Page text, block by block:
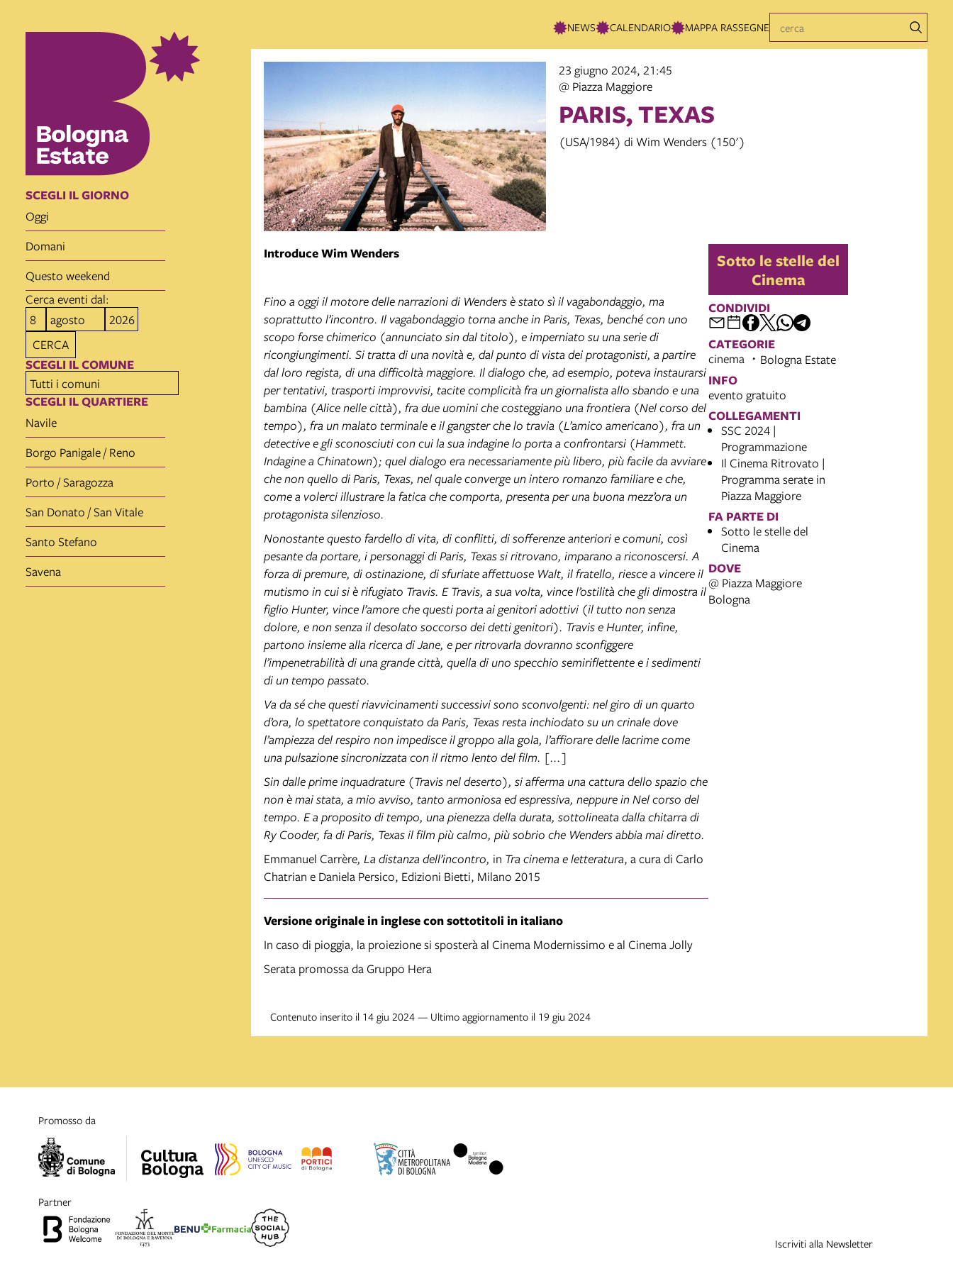
NEWS CALENDARIO MAPPA RASSEGNE
SCEGLI IL GIORNO
oggi
domani
questo weekend
Cerca eventi dal:
CERCA
SCEGLI IL COMUNE
SCEGLI IL QUARTIERE
Navile
Borgo Panigale / Reno
Porto / Saragozza
San Donato / San Vitale
Santo Stefano
Savena
23 giugno 2024, 21:45
@ Piazza Maggiore
PARIS, TEXAS
(USA/1984) di Wim Wenders (150')
IntroduceWim Wenders
Fino a oggi il motore delle narrazioni di Wenders è stato sì il vagabondaggio, ma
soprattutto l’incontro. Il vagabondaggio torna anche in Paris, Texas, benché con uno
scopo forse chimerico (annunciato sin dal titolo), e imperniato su una serie di
ricongiungimenti. Si tratta di una novità e, dal punto di vista dei protagonisti, a partire
dal loro regista, di una difficoltà maggiore. Il dialogo che, ad esempio, poteva instaurarsi
per tentativi, trasporti improvvisi, tacite complicità fra un giornalista allo sbando e una
bambina (Alice nelle città), fra due uomini che costeggiano una frontiera (Nel corso del
tempo), fra un malato terminale e il gangster che lo travia (L’amico americano), fra un
detective e gli sconosciuti con cui la sua indagine lo porta a confrontarsi (Hammett.
Indagine a Chinatown); quel dialogo era necessariamente più libero, più facile da avviare
che non quello di Paris, Texas, nel quale converge un intero romanzo familiare e che,
come a volerci illustrare la fatica che comporta, presenta per una buona mezz’ora un
protagonista silenzioso.
Nonostante questo fardello di vita, di conflitti, di sofferenze anteriori e comuni, così
pesante da portare, i personaggi di Paris, Texas si ritrovano, imparano a riconoscersi. A
forza di premure, di ostinazione, di sfuriate affettuose Walt, il fratello, riesce a vincere il
mutismo in cui si è rifugiato Travis. E Travis, a sua volta, vince l’ostilità che gli dimostra il
figlio Hunter, vince l’amore che questi porta ai genitori adottivi (il tutto non senza
dolore, e non senza il desolato soccorso dei detti genitori). Travis e Hunter, infine,
partono insieme alla ricerca di Jane, e per ritrovarla dovranno sconfiggere
l’impenetrabilità di una grande città, quella di uno specchio semiriflettente e i sedimenti
di un tempo passato.
Va da sé che questi riavvicinamenti successivi sono sconvolgenti: nel giro di un quarto
d’ora, lo spettatore conquistato da Paris, Texas resta inchiodato su un crinale dove
l’ampiezza del respiro non impedisce il groppo alla gola, l’affiorare delle lacrime come
una pulsazione sincronizzata con il ritmo lento del film. [...]
Sin dalle prime inquadrature (Travis nel deserto), si afferma una cattura dello spazio che
non è mai stata, a mio avviso, tanto armoniosa ed espressiva, neppure in Nel corso del
tempo. E a proposito di tempo, una pienezza della durata, sottolineata dalla chitarra di
Ry Cooder, fa di Paris, Texas il film più calmo, più sobrio che Wenders abbia mai diretto.
Emmanuel Carrère, La distanza dell’incontro, in Tra cinema e letteratura, a cura di Carlo
Chatrian e Daniela Persico, Edizioni Bietti, Milano 2015
Versione originale in inglese con sottotitoli in italiano
In caso di pioggia, la proiezione si sposterà al Cinema Modernissimo e al Cinema Jolly
Serata promossa da Gruppo Hera
Sotto le stelle del
Cinema
CONDIVIDI
CATEGORIE
cinema
Bologna Estate
INFO
evento gratuito
COLLEGAMENTI
SSC 2024 |
Programmazione
Il Cinema Ritrovato |
Programma serate in
Piazza Maggiore
FA PARTE DI
Sotto le stelle del
Cinema
DOVE
@ Piazza Maggiore
Bologna
Contenuto inserito il 14 giu 2024 — Ultimo aggiornamento il 19 giu 2024
promosso da
partner
Iscriviti alla Newsletter